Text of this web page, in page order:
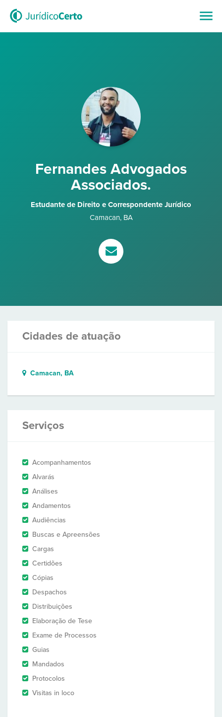
Fernandes Advogados
Associados.
Estudante de Direito e Correspondente Jurídico
Camacan, BA
Cidades de atuação
Camacan, BA
Serviços
Acompanhamentos
Alvarás
Análises
Andamentos
Audiências
Buscas e Apreensões
Cargas
Certidões
Cópias
Despachos
Distribuições
Elaboração de Tese
Exame de Processos
Guias
Mandados
Protocolos
Visitas in loco